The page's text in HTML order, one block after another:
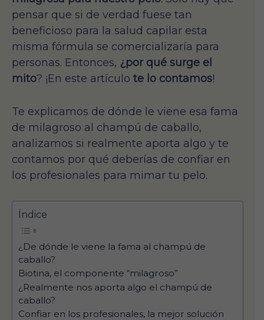
pensar que si de verdad fuese tan
beneficioso para la salud capilar esta
misma fórmula se comercializaría para
personas. Entonces, ¿por qué surge el
mito? ¡En este artículo te lo contamos!
Te explicamos de dónde le viene esa fama
de milagroso al champú de caballo,
analizamos si realmente aporta algo y te
contamos por qué deberías de confiar en
los profesionales para mimar tu pelo.
Índice
¿De dónde le viene la fama al champú de
caballo?
Biotina, el componente “milagroso”
¿Realmente nos aporta algo el champú de
caballo?
Confiar en los profesionales, la mejor solución